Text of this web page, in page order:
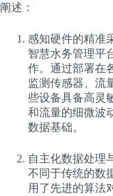
阐述：
感知硬件的精准
智慧水务管理平
作。通过部署在
监测传感器、流
些设备具备高灵
和流量的细微波
数据基础。
自主化数据处理
不同于传统的数
用了先进的算法